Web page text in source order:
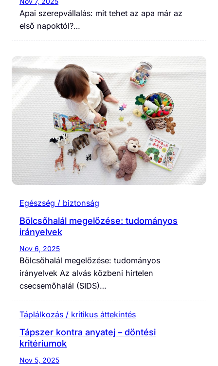
Apai szerepvállalás: mit tehet az apa már az
első napoktól?…
Egészség / biztonság
Bölcsőhalál megelőzése: tudományos
irányelvek
Nov 6, 2025
Bölcsőhalál megelőzése: tudományos
irányelvek Az alvás közbeni hirtelen
csecsemőhalál (SIDS)…
Táplálkozás / kritikus áttekintés
Tápszer kontra anyatej – döntési
kritériumok
Nov 5, 2025